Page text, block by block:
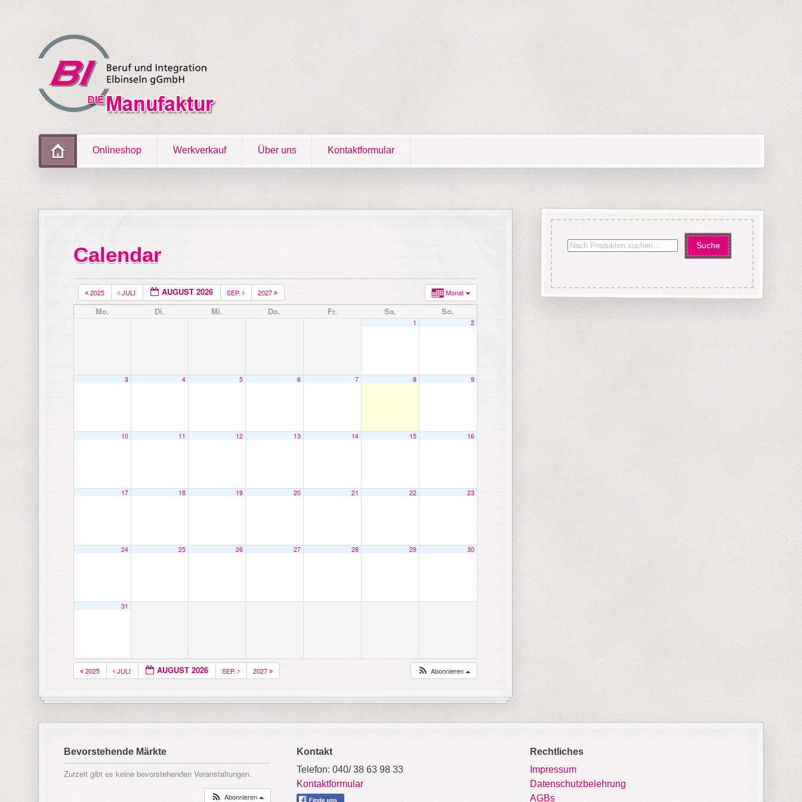
Onlineshop Werkverkauf Über uns Kontaktformular
Calendar
Monat
2025 JULI AUGUST 2026 SEP. 2027
Mo. Di. Mi. Do. Fr. Sa. So.
1 2
3 4 5 6 7 8 9
10 11 12 13 14 15 16
17 18 19 20 21 22 23
24 25 26 27 28 29 30
31
2025 JULI AUGUST 2026 SEP. 2027 Abonnieren
Bevorstehende Märkte
Zurzeit gibt es keine bevorstehenden Veranstaltungen.
Abonnieren
Kontakt
Telefon: 040/ 38 63 98 33
Kontaktformular
Rechtliches
Impressum
Datenschutzbelehrung
AGBs